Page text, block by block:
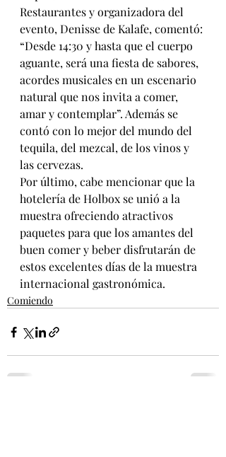
Restaurantes y organizadora del
evento, Denisse de Kalafe, comentó:
“Desde 14:30 y hasta que el cuerpo
aguante, será una fiesta de sabores,
acordes musicales en un escenario
natural que nos invita a comer,
amar y contemplar”. Además se
contó con lo mejor del mundo del
tequila, del mezcal, de los vinos y
las cervezas.
Por último, cabe mencionar que la
hotelería de Holbox se unió a la
muestra ofreciendo atractivos
paquetes para que los amantes del
buen comer y beber disfrutarán de
estos excelentes días de la muestra
internacional gastronómica.
Comiendo